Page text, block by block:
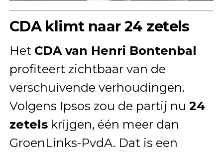
CDA klimt naar 24 zetels
Het CDA van Henri Bontenbal
profiteert zichtbaar van de
verschuivende verhoudingen.
Volgens Ipsos zou de partij nu 24
zetelskrijgen, één meer dan
GroenLinks-PvdA. Dat is een